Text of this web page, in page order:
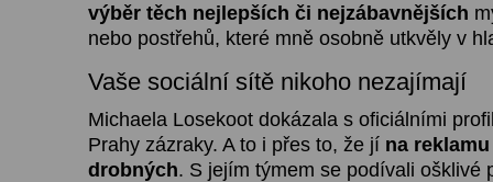
výběr těch nejlepších či nejzábavnějších
nebo postřehů, které mně osobně utkvěly v
Vaše sociální sítě nikoho nezajímají
Michaela Losekoot dokázala s oficiálními
Prahy zázraky. A to i přes to, že jí na
drobných. S jejím týmem se podívali ošklivé